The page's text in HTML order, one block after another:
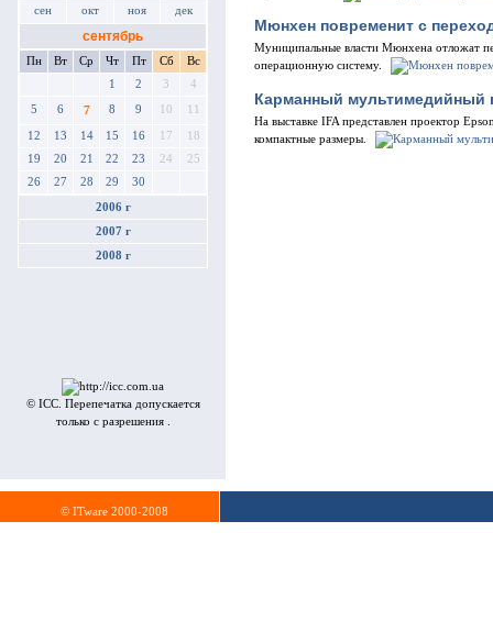
сен окт ноя дек
сентябрь
Пн Вт Ср Чт Пт Сб
Вс
1
2 3 4
5 6 7 8 9 10 11
12 13 14 15 16 17
18
19
20 21 22 23 24
25
26
27 28 29 30
2006 г
2007 г
2008 г
© ICC. Перепечатка допускается
только с разрешения .
Мюнхен повременит с
Муниципальные власти Мюнхена отложат
операционную систему.
Карманный мультимедийный
На выставке IFA представлен проектор
компактные размеры.
© ITware 2000-2008